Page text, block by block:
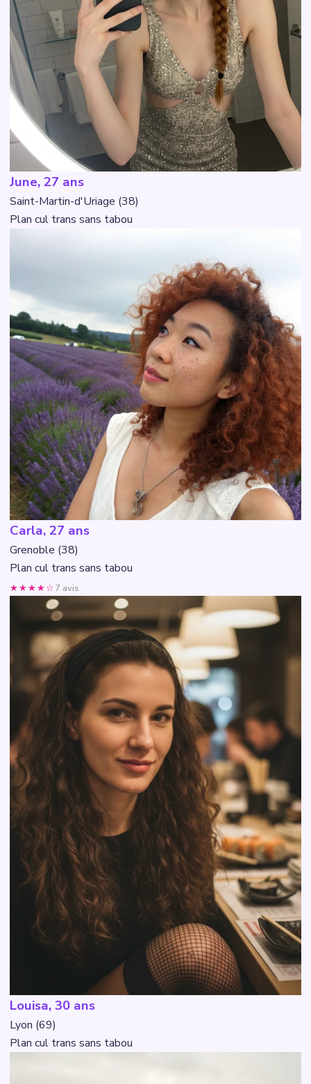
June, 27 ans
Saint-Martin-d'Uriage (38)
Plan cul trans sans tabou
Carla, 27 ans
Grenoble (38)
Plan cul trans sans tabou
★★★★☆7 avis
Louisa, 30 ans
Lyon (69)
Plan cul trans sans tabou